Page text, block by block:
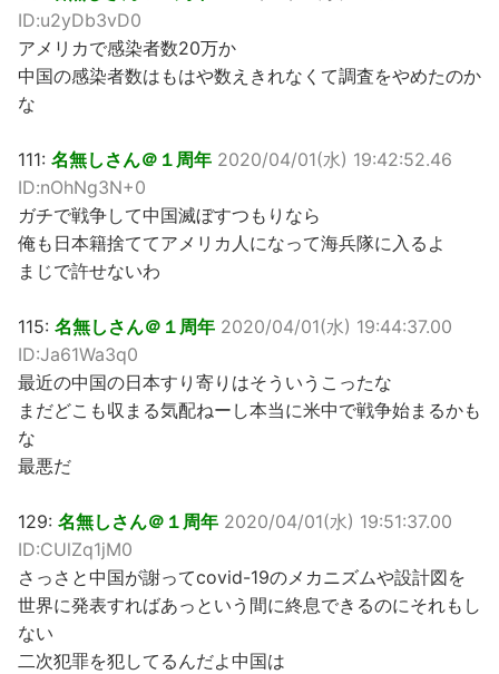
ID:u2yDb3vD0
アメリカで感染者数20万か
中国の感染者数はもはや数えきれなくて調査をやめたのか
な
111: 名無しさん＠１周年 2020/04/01(水) 19:42:52.46
ID:nOhNg3N+0
ガチで戦争して中国滅ぼすつもりなら
俺も日本籍捨ててアメリカ人になって海兵隊に入るよ
まじで許せないわ
115: 名無しさん＠１周年 2020/04/01(水) 19:44:37.00
ID:Ja61Wa3q0
最近の中国の日本すり寄りはそういうこったな
まだどこも収まる気配ねーし本当に米中で戦争始まるかも
な
最悪だ
129: 名無しさん＠１周年 2020/04/01(水) 19:51:37.00
ID:CUlZq1jM0
さっさと中国が謝ってcovid-19のメカニズムや設計図を
世界に発表すればあっという間に終息できるのにそれもし
ない
二次犯罪を犯してるんだよ中国は